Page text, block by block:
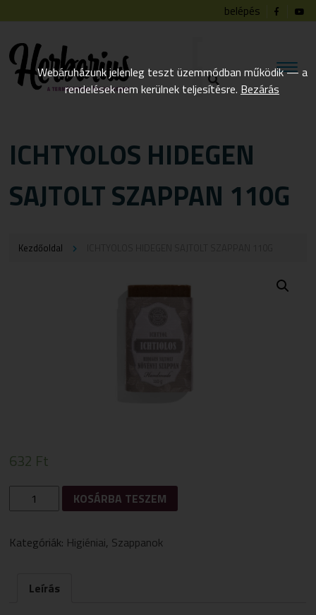
belépés
ICHTYOLOS HIDEGEN
SAJTOLT SZAPPAN 110G
Kezdőoldal
632 Ft
ICHTYOLOS
HIDEGEN
110G
KOSÁRBA TESZEM
Kategóriák: Higiéniai, Szappanok
Leírás
Webáruházunk jelenleg teszt üzemmódban működik — a
rendelések nem kerülnek teljesítésre. Bezárás